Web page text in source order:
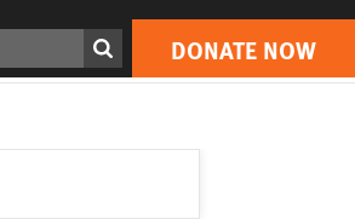
DONATE NOW
Print DONATE NOW